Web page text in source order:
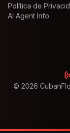
Política de
AI Agent Info
© 2026